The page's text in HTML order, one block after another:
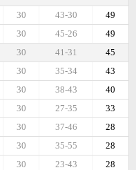
49
43-30
30
49
45-26
30
45
41-31
30
43
35-34
30
40
38-43
30
33
27-35
30
28
37-46
30
28
35-55
30
28
23-43
30